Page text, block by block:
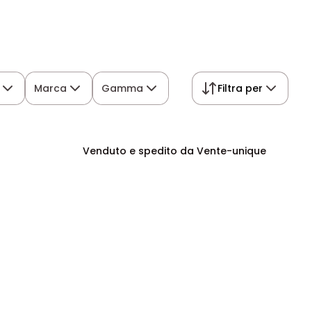
Marca Gamma Filtra per
Venduto e spedito da Vente-unique